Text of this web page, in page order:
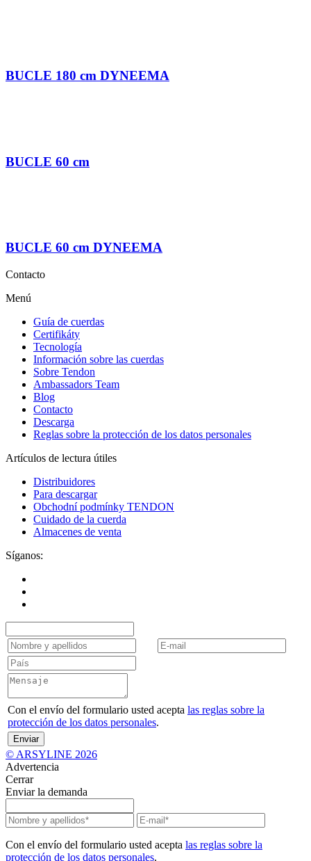
BUCLE 180 cm DYNEEMA
BUCLE 60 cm
BUCLE 60 cm DYNEEMA
Contacto
Menú
Guía de cuerdas
Certifikáty
Tecnología
Información sobre las cuerdas
Sobre Tendon
Ambassadors Team
Blog
Contacto
Descarga
Reglas sobre la protección de los datos personales
Artículos de lectura útiles
Distribuidores
Para descargar
Obchodní podmínky TENDON
Cuidado de la cuerda
Almacenes de venta
Síganos:
Con el envío del formulario usted acepta las reglas sobre la
protección de los datos personales.
Enviar
© ARSYLINE 2026
Advertencia
Cerrar
Enviar la demanda
Con el envío del formulario usted acepta las reglas sobre la
protección de los datos personales.